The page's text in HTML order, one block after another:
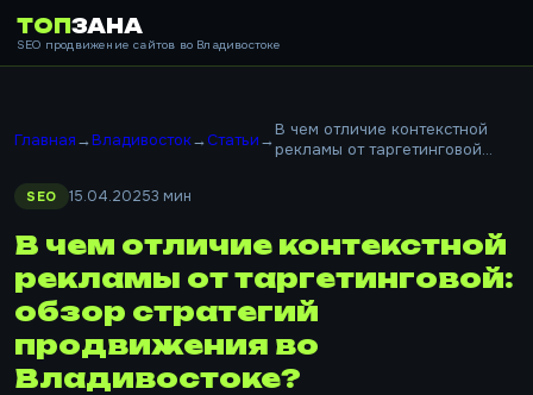
ТОП ЗАНА
SEO продвижение сайтов во Владивостоке
Главная→Владивосток→Статьи→В чем отличие контекстной
рекламы от таргетинговой...
SEO 15.04.20253 мин
В чем отличие контекстной
рекламы от таргетинговой:
обзор стратегий
продвижения во
Владивостоке?